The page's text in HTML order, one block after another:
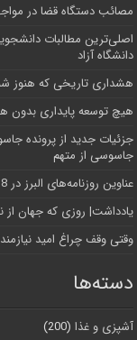
مصائب دستگاه قضا در
اصلی‌ترین مطالبات
دانشگاه آز‌اد
هشداری تاریخی که هنوز
هیچ توسعه پایداری
جزئیات جدید از پرونده
جاسوسی از متهم
عناوین روزنامه‌های البرز در ‌18 آذرماه/صدرنشینی در ارائه خدمات زایمان بی‌درد
یادداشت| روزی که جهان از
وقتی وقف چراغ امید
دسته‌ها
آشپزی و غذا (200)